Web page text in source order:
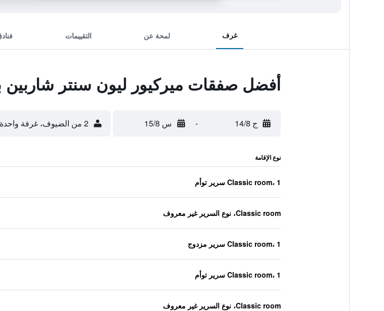
غرف لمحة عن التقييمات
أفضل صفقات ميركيور ليون سنتر شاربين
ج 14/8 - س 15/8 2 من الضيوف، غرفة واحدة
نوع الإقامة
Classic room، 1 سرير توأم
Classic room، نوع السرير غير معروف
Classic room، 1 سرير مزدوج
Classic room، 1 سرير توأم
Classic room، نوع السرير غير معروف